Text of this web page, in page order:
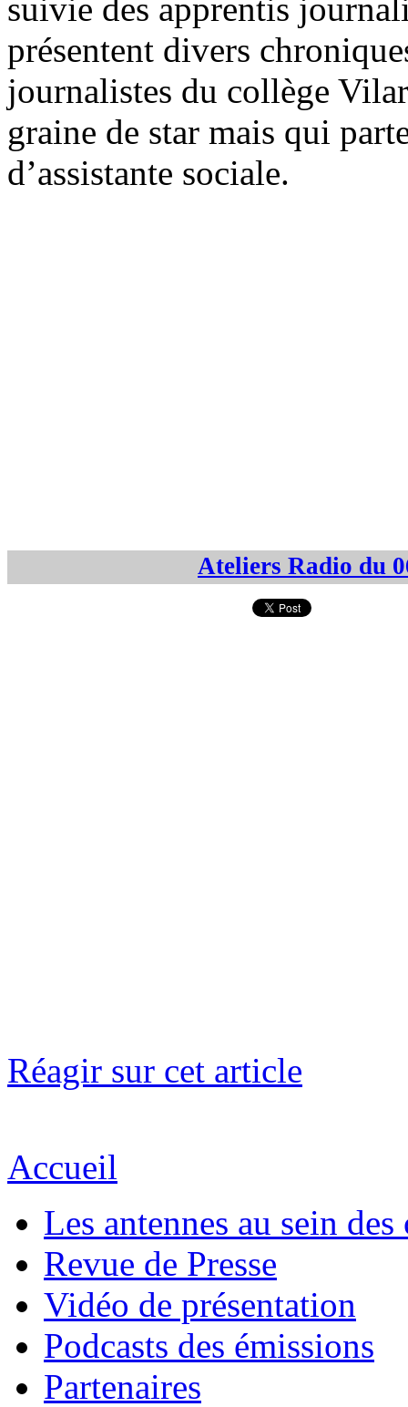
suivie des apprentis
présentent divers
journalistes du collège
graine de star mais qui
d’assistante sociale.
Ateliers Radio du
Réagir sur cet article
Accueil
Les antennes au sein des
Revue de Presse
Vidéo de présentation
Podcasts des émissions
Partenaires